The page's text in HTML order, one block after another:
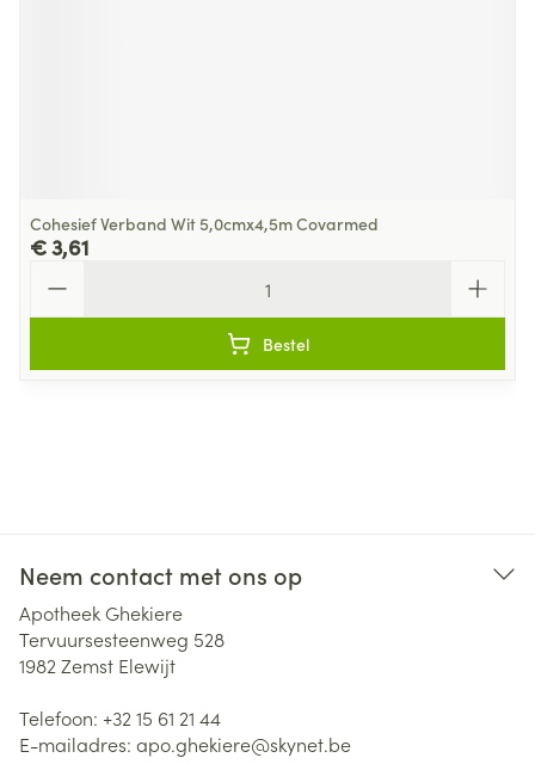
Cohesief Verband Wit 5,0cmx4,5m Covarmed
€ 3,61
Bestel
Neem contact met ons op
Apotheek Ghekiere
Tervuursesteenweg 528
1982 Zemst Elewijt
Telefoon: +32 15 61 21 44
E-mailadres: apo.ghekiere@skynet.be